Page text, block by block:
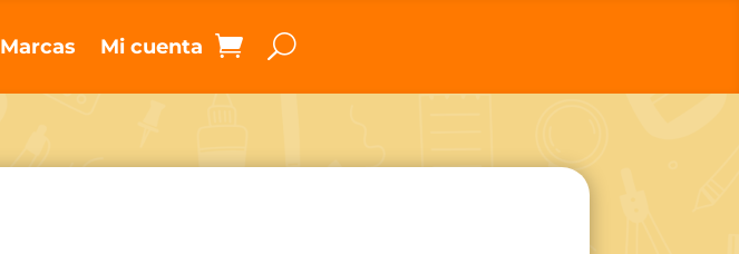
Marcas Mi cuenta